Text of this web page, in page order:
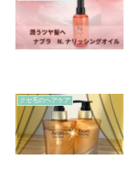
クセ毛のヘアケア